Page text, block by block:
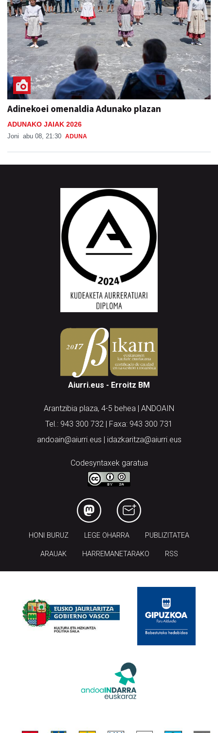
Adinekoei omenaldia Adunako plazan
ADUNAKO JAIAK 2026
Joni abu 08, 21:30 ADUNA
Aiurri.eus - Erroitz BM
Arantzibia plaza, 4-5 behea | ANDOAIN
Tel.: 943 300 732 | Faxa: 943 300 731
andoain@aiurri.eus | idazkaritza@aiurri.eus
Codesyntaxek garatua
HONI BURUZ LEGE OHARRA PUBLIZITATEA
ARAUAK HARREMANETARAKO RSS